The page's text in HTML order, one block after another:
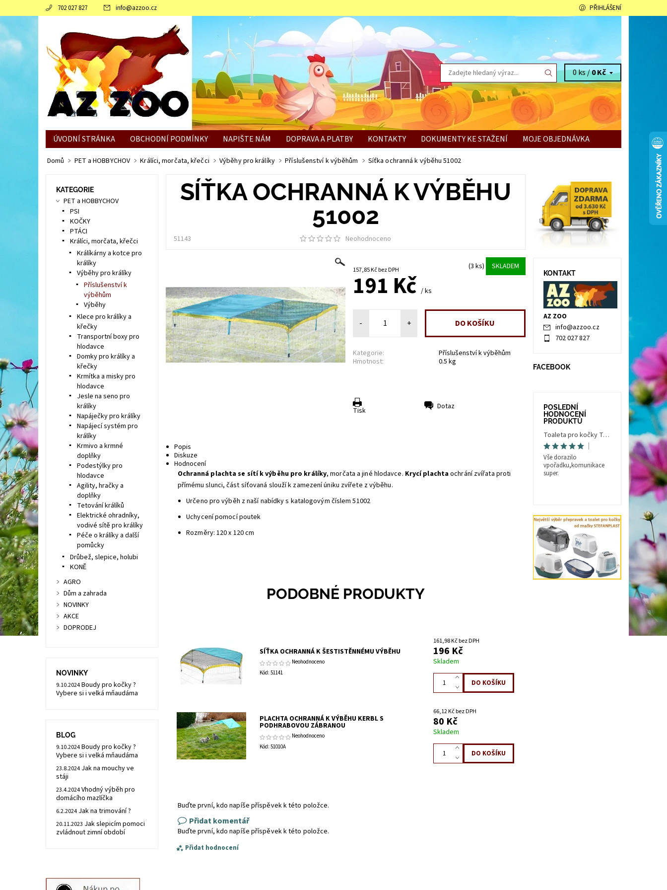
702 027 827 info@azzoo.cz PŘIHLÁŠENÍ
0 ks /0 Kč
ÚVODNÍ STRÁNKA OBCHODNÍ PODMÍNKY NAPIŠTE NÁM DOPRAVA A PLATBY KONTAKTY DOKUMENTY KE STAŽENÍ
MOJE OBJEDNÁVKA
JAK SLEPICÍM POMOCI ZVLÁDNOUT ZIMNÍ OBDOBÍ
Domů PET a HOBBYCHOV Králíci, morčata, křečci Výběhy pro králíky Příslušenství k výběhům Síťka ochranná k výběhu 51002
SÍŤKA OCHRANNÁ K VÝBĚHU
51002
51143 Neohodnoceno
157,85 Kč bez DPH (3 ks) SKLADEM
191 Kč/ ks
- +
Kategorie:
Příslušenství k výběhům
Hmotnost:
0.5 kg
Tisk Dotaz
Popis
Diskuze
Hodnocení
Ochranná plachta se sítí k výběhu pro králíky, morčata a jiné hlodavce. Krycí plachtaochrání zvířata proti
přímému slunci, část síťovaná slouží k zamezení úniku zvířete z výběhu.
Určeno pro výběh z naší nabídky s katalogovým číslem 51002
Uchycení pomocí poutek
Rozměry: 120 x 120 cm
PODOBNÉ PRODUKTY
SÍŤKA OCHRANNÁ K ŠESTISTĚNNÉMU VÝBĚHU
Neohodnoceno
Kód: 51141
161,98 Kč bez DPH
196 Kč
Skladem
PLACHTA OCHRANNÁ K VÝBĚHU KERBL S
PODHRABOVOU ZÁBRANOU
Neohodnoceno
Kód: 51010A
66,12 Kč bez DPH
80 Kč
Skladem
Buďte první, kdo napíše příspěvek k této položce.
Přidat komentář
Buďte první, kdo napíše příspěvek k této položce.
Přidat hodnocení
KATEGORIE
PET a HOBBYCHOV
PSI
KOČKY
PTÁCI
Králíci, morčata, křečci
Králíkárny a kotce pro
králíky
Výběhy pro králíky
Příslušenství k
výběhům
Výběhy
Klece pro králíky a
křečky
Transportní boxy pro
hlodavce
Domky pro králíky a
křečky
Krmítka a misky pro
hlodavce
Jesle na seno pro
králíky
Napáječky pro králíky
Napájecí systém pro
králíky
Krmivo a krmné
doplňky
Podestýlky pro
hlodavce
Agility, hračky a
doplňky
Tetování králíků
Elektrické ohradníky,
vodivé sítě pro králíky
Péče o králíky a další
pomůcky
Drůbež, slepice, holubi
KONĚ
AGRO
Dům a zahrada
NOVINKY
AKCE
DOPRODEJ
NOVINKY
9.10.2024Boudy pro kočky ?
Vybere si i velká mňaudáma
BLOG
9.10.2024Boudy pro kočky ?
Vybere si i velká mňaudáma
23.8.2024 Jak na mouchy ve
stáji
23.4.2024Vhodný výběh pro
domácího mazlíčka
6.2.2024 Jak na trimování ?
20.11.2023 Jak slepicím pomoci
zvládnout zimní období
KONTAKT
AZ ZOO
info@azzoo.cz
702 027 827
FACEBOOK
POSLEDNÍ
HODNOCENÍ
PRODUKTŮ
Toaleta pro kočky Trés Chic Indoor Filter, krytá - kočičí WC s filtrem, holubí šedá/bílá
|
Vše dorazilo
vpořadku,komunikace
super.